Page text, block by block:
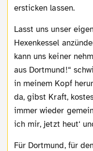
ersticken lassen.
Lasst uns unser eigenes Feuer in diesem
Hexenkessel
kann uns keiner
aus Dortmund!“
in meinem Kopf
da, gibst Kraft,
immer wieder
ich mir, jetzt heut‘
Für Dortmund, für den erneuten Traum von der